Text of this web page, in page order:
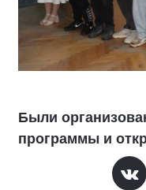
Были
программы и